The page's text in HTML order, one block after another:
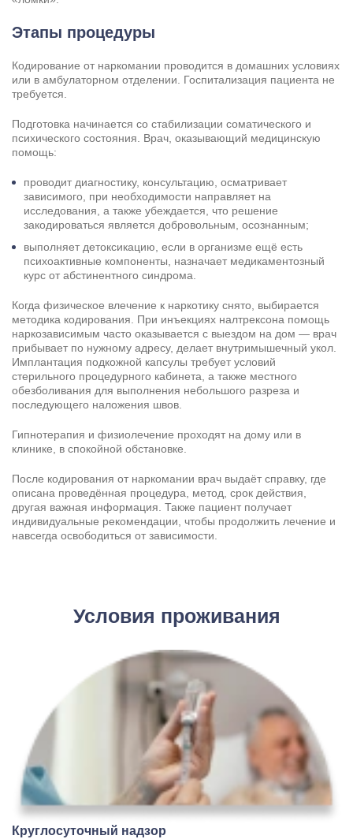
Этапы процедуры
Кодирование от наркомании проводится в домашних условиях
или в амбулаторном отделении. Госпитализация пациента не
требуется.
Подготовка начинается со стабилизации соматического и
психического состояния. Врач, оказывающий медицинскую
помощь:
проводит диагностику, консультацию, осматривает
зависимого, при необходимости направляет на
исследования, а также убеждается, что решение
закодироваться является добровольным, осознанным;
выполняет детоксикацию, если в организме ещё есть
психоактивные компоненты, назначает медикаментозный
курс от абстинентного синдрома.
Когда физическое влечение к наркотику снято, выбирается
методика кодирования. При инъекциях налтрексона помощь
наркозависимым часто оказывается с выездом на дом — врач
прибывает по нужному адресу, делает внутримышечный укол.
Имплантация подкожной капсулы требует условий
стерильного процедурного кабинета, а также местного
обезболивания для выполнения небольшого разреза и
последующего наложения швов.
Гипнотерапия и физиолечение проходят на дому или в
клинике, в спокойной обстановке.
После кодирования от наркомании врач выдаёт справку, где
описана проведённая процедура, метод, срок действия,
другая важная информация. Также пациент получает
индивидуальные рекомендации, чтобы продолжить лечение и
навсегда освободиться от зависимости.
Условия проживания
Круглосуточный надзор
Нажимая кнопку я соглашаюсь сполитикой конфиденциальности
и пользовательским соглашением
ипользовательским соглашением